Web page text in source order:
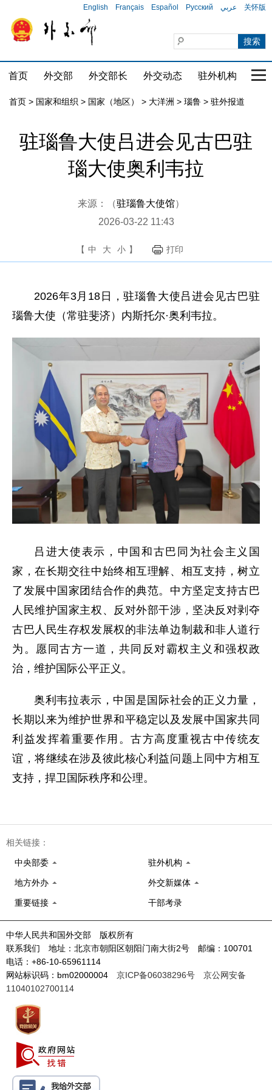
English Français Español Русский عربي 关怀版
首页 外交部 外交部长 外交动态 驻外机构 国
首页 > 国家和组织 > 国家（地区） > 大洋洲 > 瑙鲁 > 驻外报道
驻瑙鲁大使吕进会见古巴驻
瑙大使奥利韦拉
来源：（驻瑙鲁大使馆）
2026-03-22 11:43
【 中 大 小 】 打印
2026年3月18日，驻瑙鲁大使吕进会见古巴驻
瑙鲁大使（常驻斐济）内斯托尔·奥利韦拉。
吕进大使表示，中国和古巴同为社会主义国
家，在长期交往中始终相互理解、相互支持，树立
了发展中国家团结合作的典范。中方坚定支持古巴
人民维护国家主权、反对外部干涉，坚决反对剥夺
古巴人民生存权发展权的非法单边制裁和非人道行
为。愿同古方一道，共同反对霸权主义和强权政
治，维护国际公平正义。
奥利韦拉表示，中国是国际社会的正义力量，
长期以来为维护世界和平稳定以及发展中国家共同
利益发挥着重要作用。古方高度重视古中传统友
谊，将继续在涉及彼此核心利益问题上同中方相互
支持，捍卫国际秩序和公理。
相关链接：
中央部委 驻外机构
地方外办 外交新媒体
重要链接 干部考录
中华人民共和国外交部 版权所有
联系我们 地址：北京市朝阳区朝阳门南大街2号 邮编：100701
电话：+86-10-65961114
网站标识码：bm02000004 京ICP备06038296号
京公网安备
11040102700114